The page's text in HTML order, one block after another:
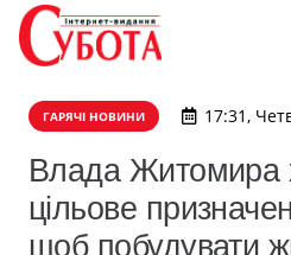
ГАРЯЧІ НОВИНИ 17:31,
Влада Житомира
цільове
щоб побудувати